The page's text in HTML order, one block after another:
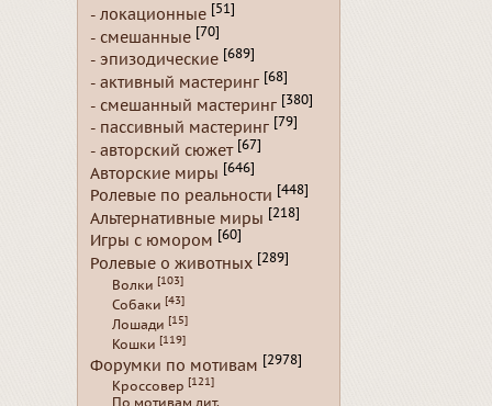
- локационные [51]
- смешанные [70]
- эпизодические [689]
- активный мастеринг [68]
- смешанный мастеринг [380]
- пассивный мастеринг [79]
- авторский сюжет [67]
Авторские миры [646]
Ролевые по реальности [448]
Альтернативные миры [218]
Игры с юмором [60]
Ролевые о животных [289]
Волки [103]
Собаки [43]
Лошади [15]
Кошки [119]
Форумки по мотивам [2978]
Кроссовер [121]